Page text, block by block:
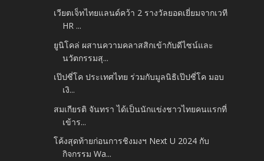
เวียตเจ็ทไทยแลนด์คว้า 2 รางวัลยอดเยี่ยมจากเวที
HR ...
ยูนิโคล่ ผสานความคลาสสิกเข้ากับดีไซน์และ
นวัตกรรมสุ...
เป๊ปซี่โค ประเทศไทย ร่วมกับมูลนิธิเป๊ปซี่โค มอบ
เงิ...
สมเกียรติ จันทรา ได้เป็นนักแข่งชาวไทยคนแรกที่
เข้าร...
โค้งสุดท้ายก่อนการชิงมงฯ Next U 2024 กับ
กิจกรรม Wa...